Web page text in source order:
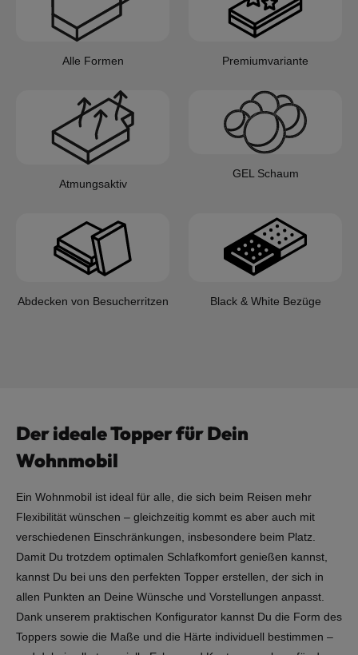
Alle Formen Premiumvariante
Atmungsaktiv
GEL Schaum
Abdecken von Besucherritzen Black & White Bezüge
Der ideale Topper für Dein
Wohnmobil
Ein Wohnmobil ist ideal für alle, die sich beim Reisen mehr
Flexibilität wünschen – gleichzeitig kommt es aber auch mit
verschiedenen Einschränkungen, insbesondere beim Platz.
Damit Du trotzdem optimalen Schlafkomfort genießen kannst,
kannst Du bei uns den perfekten Topper erstellen, der sich in
allen Punkten an Deine Wünsche und Vorstellungen anpasst.
Dank unserem praktischen Konfigurator kannst Du die Form des
Toppers sowie die Maße und die Härte individuell bestimmen –